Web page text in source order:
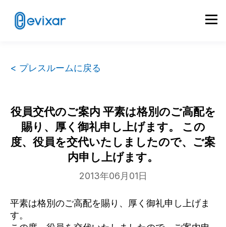
< プレスルームに戻る
役員交代のご案内 平素は格別のご高配を
賜り、厚く御礼申し上げます。 この
度、役員を交代いたしましたので、ご案
内申し上げます。
2013年06月01日
平素は格別のご高配を賜り、厚く御礼申し上げま
す。